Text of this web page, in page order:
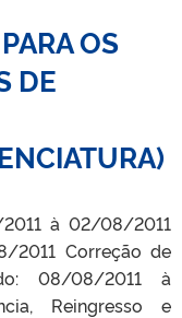
OS
DE
à 02/08/2011
2011 Correção de
08/08/2011 à
Reingresso e